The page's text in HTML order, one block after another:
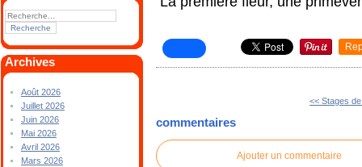
Archives
Août 2026
Juillet 2026
Juin 2026
Mai 2026
Avril 2026
Mars 2026
<< Stages
commentaires
Ajouter un commentaire